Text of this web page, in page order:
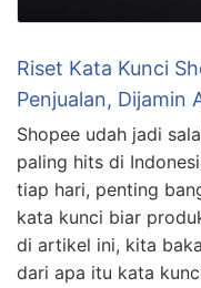
Riset Kata Kunci
Penjualan, Dijamin
Shopee udah jadi
paling hits di
tiap hari, penting
kata kunci biar
di artikel ini, kita
dari apa itu kata